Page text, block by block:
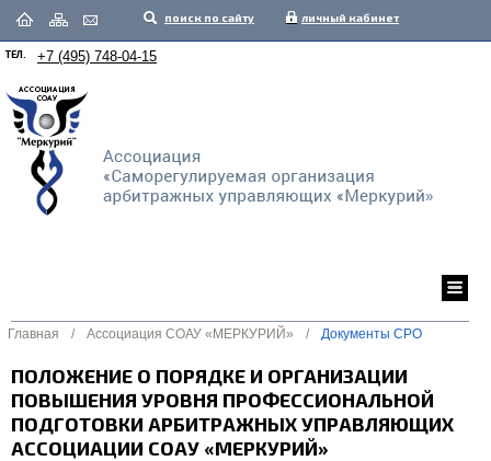
поиск по сайту личный кабинет
ТЕЛ. +7 (495) 748-04-15
Главная / Ассоциация СОАУ «МЕРКУРИЙ» / Документы СРО
ПОЛОЖЕНИЕ О ПОРЯДКЕ И ОРГАНИЗАЦИИ
ПОВЫШЕНИЯ УРОВНЯ ПРОФЕССИОНАЛЬНОЙ
ПОДГОТОВКИ АРБИТРАЖНЫХ УПРАВЛЯЮЩИХ
АССОЦИАЦИИ СОАУ «МЕРКУРИЙ»